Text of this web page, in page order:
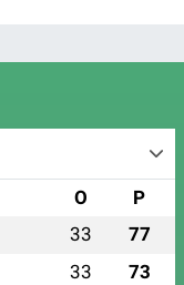
O P
33 77
33 73